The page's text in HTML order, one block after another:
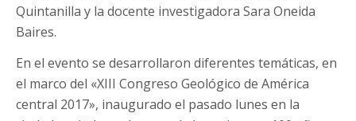
Quintanilla y la docente investigadora Sara Oneida
Baires.
En el evento se desarrollaron diferentes temáticas, en
el marco del «XIII Congreso Geológico de América
central 2017», inaugurado el pasado lunes en la